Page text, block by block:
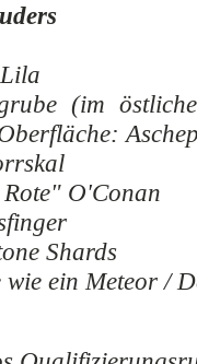
(im
O'Conan
Shards
ein Meteor /